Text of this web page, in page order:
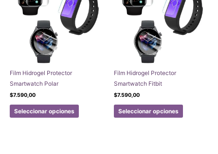
opciones
pueden
elegir
opciones
pueden
elegir
Film Hidrogel Protector
Smartwatch Polar
$7.590,00
Seleccionar opciones
Este
producto
Film Hidrogel Protector
Smartwatch Fitbit
$7.590,00
Seleccionar opciones
Este
producto